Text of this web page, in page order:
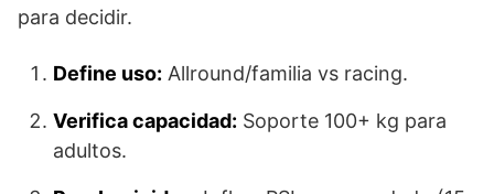
para decidir.
Define uso: Allround/familia vs racing.
Verifica capacidad: Soporte 100+ kg para
adultos.